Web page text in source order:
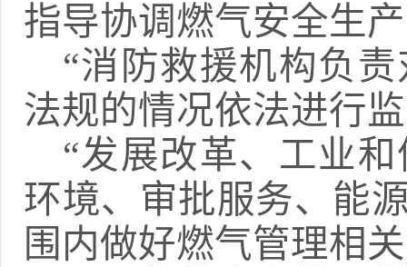
指导协调燃气安全生
“消防救援机构负
法规的情况依法进行
“发展改革、工业
环境、审批服务、能
围内做好燃气管理相